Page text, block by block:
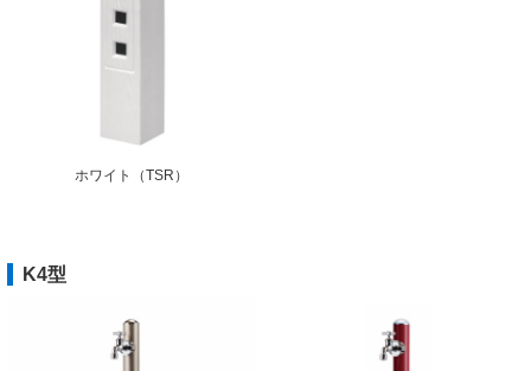
ホワイト（TSR）
K4型